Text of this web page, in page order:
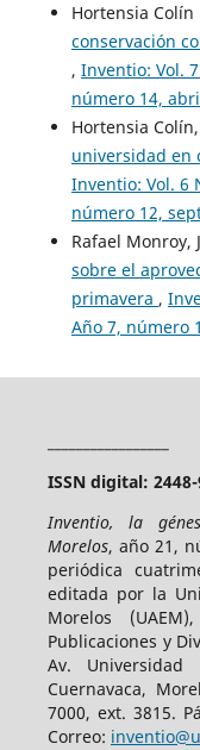
Hortensia Colín
conservación
, Inventio: Vol.
número 14,
Hortensia
universidad en
Inventio: Vol. 6
número 12,
Rafael Monroy,
sobre el
primavera ,
Año 7, número
ISSN digital:
Inventio, la
Morelos, año 21,
periódica
editada por la
Morelos
Publicaciones y
Av. Universidad
Cuernavaca,
7000, ext. 3815.
Correo: